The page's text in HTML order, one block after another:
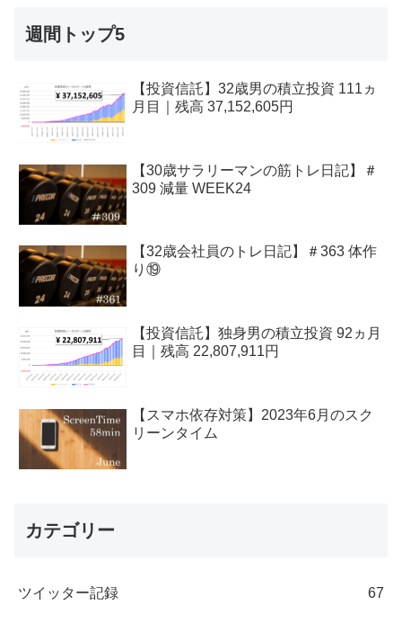
週間トップ5
【投資信託】32歳男の積立投資 111ヵ
月目｜残高 37,152,605円
【30歳サラリーマンの筋トレ日記】＃
309 減量 WEEK24
【32歳会社員のトレ日記】＃363 体作
り⑲
【投資信託】独身男の積立投資 92ヵ月
目｜残高 22,807,911円
【スマホ依存対策】2023年6月のスク
リーンタイム
カテゴリー
ツイッター記録 67